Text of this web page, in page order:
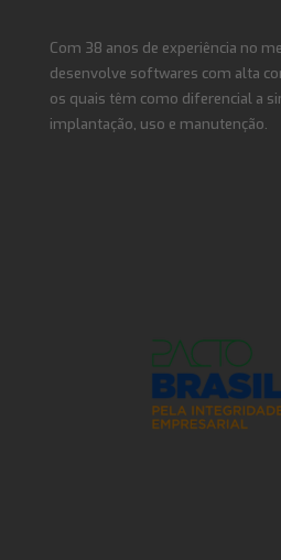
Com 38 anos de experiência no
desenvolve softwares com alta
os quais têm como diferencial a
implantação, uso e manutenção.